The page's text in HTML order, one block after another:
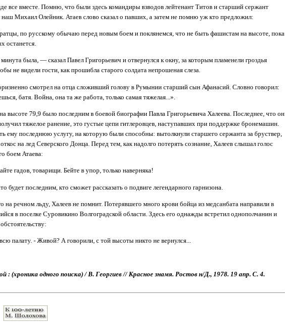
все вместе. Помню, что были здесь командиры взводов лейтенант Титов и старший сержант
Михаил Олейник. Атаев слово сказал о павших, а затем не помню уж кто предложил:
по русскому обычаю перед новым боем и поклянемся, что не быть фашистам на высоте, пока
останется.
минута была, — сказал Павел Григорьевич и отвернулся к окну, за которым пламенели гроздья
не видели гости, как прошибла старого солдата непрошеная слеза.
смотрел на отца сложивший голову в Румынии старший сын Афанасий. Словно говорил:
батя. Война, она та же работа, только самая тяжелая...».
высоте 79,9 было последним в боевой биографии Павла Григорьевича Халеева. Последнее, что он
тяжелое ранение, это густые цепи гитлеровцев, наступавших при поддержке бронемашин.
ему последнюю услугу, на которую были способны: вытолк­нули старшего сержанта за бруствер,
на лед Северского Донца. Перед тем, как надолго потерять сознание, Халеев слышал голос
боем Атаева:
гадов, товарищи. Бейте в упор, только наверняка!
будет последним, кто сможет рассказать о подвиге легендарного гарнизона.
на речном льду, Халеев не помнит. Потерявшего много крови бойца из медсанбата направили в
в поселке Суровикино Волгоградской области. Здесь его однажды встретил однополчанин и
палату. ‑ Живой? А говорили, с той высоты никто не вернулся...
: (хроника одного поиска) / В. Георгиев // Красное знамя. Ростов н/Д., 1978. 19 апр. С. 4.